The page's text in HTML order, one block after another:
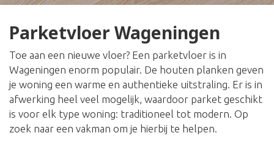
Parketvloer Wageningen
Toe aan een nieuwe vloer? Een parketvloer is in
Wageningen enorm populair. De houten planken geven
je woning een warme en authentieke uitstraling. Er is in
afwerking heel veel mogelijk, waardoor parket geschikt
is voor elk type woning: traditioneel tot modern. Op
zoek naar een vakman om je hierbij te helpen.